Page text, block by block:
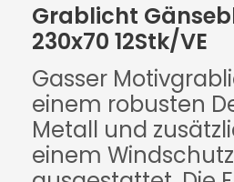
Grablicht
230x70 12Stk/VE
Gasser
einem robusten
Metall und
einem Windschutz